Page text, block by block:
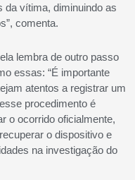
da vítima, diminuindo as
comenta.
lembra de outro passo
essas: “É importante
atentos a registrar um
procedimento é
o ocorrido oficialmente,
o dispositivo e
na investigação do